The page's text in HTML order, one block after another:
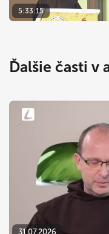
5:33:15
Ďalšie časti v
31.07.2026